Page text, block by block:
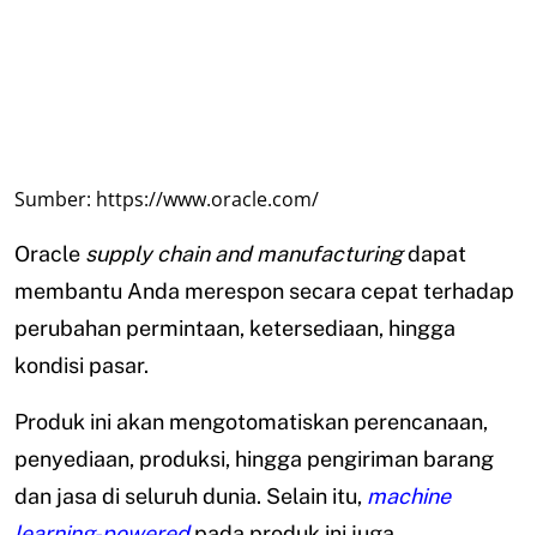
Sumber: https://www.oracle.com/
Oracle supply chain and manufacturingdapat
membantu Anda merespon secara cepat terhadap
perubahan permintaan, ketersediaan, hingga
kondisi pasar.
Produk ini akan mengotomatiskan perencanaan,
penyediaan, produksi, hingga pengiriman barang
dan jasa di seluruh dunia. Selain itu, machine